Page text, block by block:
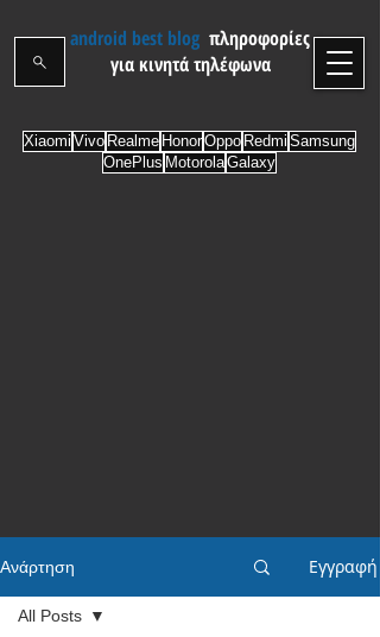
android best blog πληροφορίες
για κινητά τηλέφωνα
Xiaomi Vivo Realme HonorOppo Redmi Samsung
OnePlus MotorolaGalaxy
Ανάρτηση Εγγραφή
All Posts